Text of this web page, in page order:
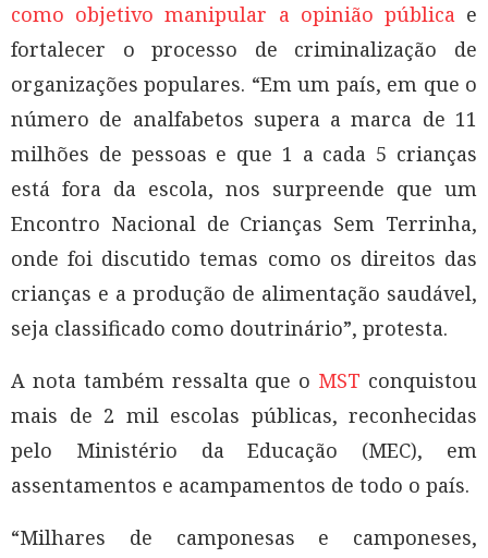
como objetivo manipular a opinião públicae
fortalecer o processo de criminalização de
organizações populares. “Em um país, em que o
número de analfabetos supera a marca de 11
milhões de pessoas e que 1 a cada 5 crianças
está fora da escola, nos surpreende que um
Encontro Nacional de Crianças Sem Terrinha,
onde foi discutido temas como os direitos das
crianças e a produção de alimentação saudável,
seja classificado como doutrinário”, protesta.
A nota também ressalta que o MST conquistou
mais de 2 mil escolas públicas, reconhecidas
pelo Ministério da Educação (MEC), em
assentamentos e acampamentos de todo o país.
“Milhares de camponesas e camponeses,